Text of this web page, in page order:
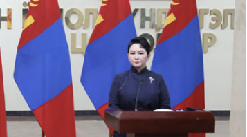
С.БАЯРБИЛЭГ: ДРАГОН ТӨВИЙН 3 ДАВХРААС
УНАСАН 25 НАСТАЙ ЭМЭГТЭЙ АМИА ХОРЛОСОН
БАЙЖ БОЛЗОШГҮЙ